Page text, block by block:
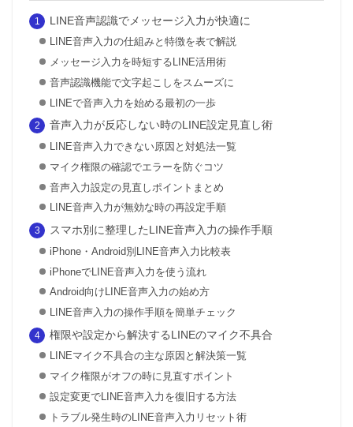
LINE音声認識でメッセージ入力が快適に
LINE音声入力の仕組みと特徴を表で解説
メッセージ入力を時短するLINE活用術
音声認識機能で文字起こしをスムーズに
LINEで音声入力を始める最初の一歩
音声入力が反応しない時のLINE設定見直し術
LINE音声入力できない原因と対処法一覧
マイク権限の確認でエラーを防ぐコツ
音声入力設定の見直しポイントまとめ
LINE音声入力が無効な時の再設定手順
スマホ別に整理したLINE音声入力の操作手順
iPhone・Android別LINE音声入力比較表
iPhoneでLINE音声入力を使う流れ
Android向けLINE音声入力の始め方
LINE音声入力の操作手順を簡単チェック
権限や設定から解決するLINEのマイク不具合
LINEマイク不具合の主な原因と解決策一覧
マイク権限がオフの時に見直すポイント
設定変更でLINE音声入力を復旧する方法
トラブル発生時のLINE音声入力リセット術